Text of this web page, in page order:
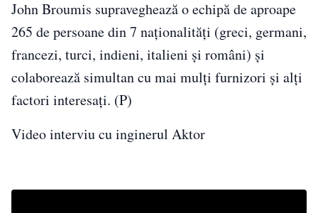
John Broumis supraveghează o echipă de aproape
265 de persoane din 7 naționalități (greci, germani,
francezi, turci, indieni, italieni și români) și
colaborează simultan cu mai mulți furnizori și alți
factori interesați. (P)
Video interviu cu inginerul Aktor